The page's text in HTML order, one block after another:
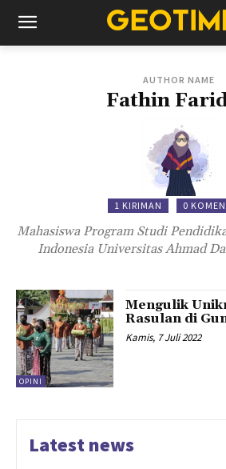
AUTHOR NAME
Fathin
1 KIRIMAN 0
Mahasiswa Program Studi
Indonesia Universitas Ahmad
OPINI
Mengulik
Rasulan di
Kamis, 7 Juli 2022
Latest news